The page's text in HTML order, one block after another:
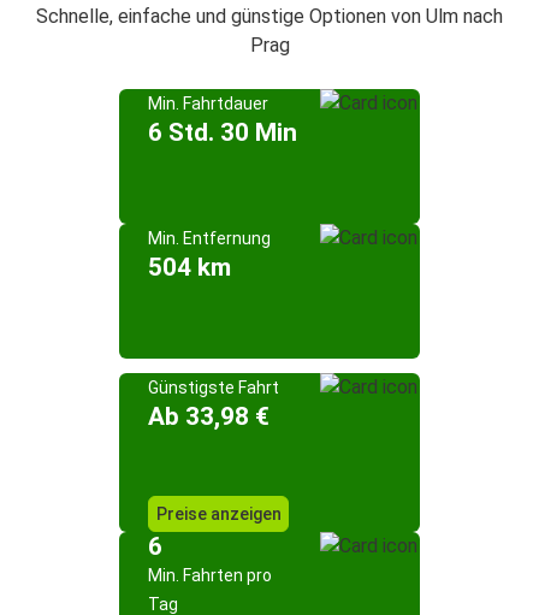
Schnelle, einfache und günstige Optionen von Ulm nach
Prag
Min. Fahrtdauer
6 Std. 30 Min
Min. Entfernung
504 km
Günstigste Fahrt
Ab 33,98 €
Preise anzeigen
6
Min. Fahrten pro
Tag